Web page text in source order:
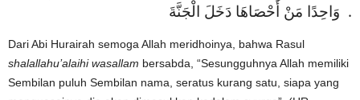
وَاحِدًا مَنْ أَحْصَاهَا دَخَلَ الْجَنَّةَ .
Dari Abi Hurairah semoga Allah meridhoinya, bahwa Rasul
shalallahu’alaihi wasallam bersabda, “Sesungguhnya Allah memiliki
Sembilan puluh Sembilan nama, seratus kurang satu, siapa yang